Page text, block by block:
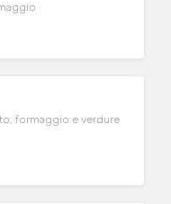
formaggio e verdure